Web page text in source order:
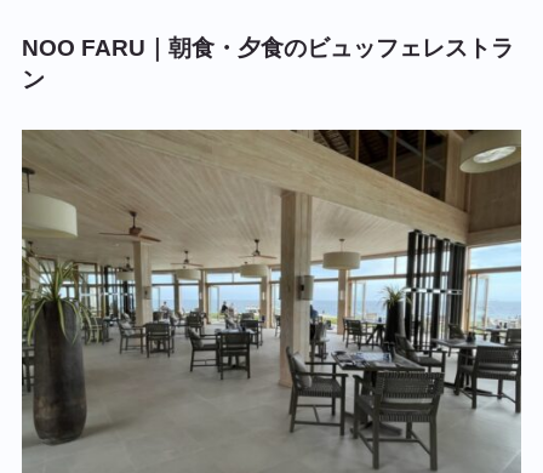
NOO FARU｜朝食・夕食のビュッフェレストラ
ン